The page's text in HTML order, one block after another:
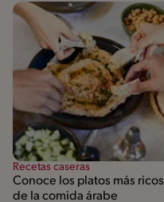
Recetas caseras
Conoce los platos más ricos
de la comida árabe